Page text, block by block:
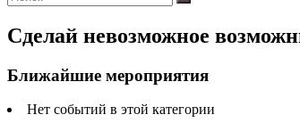
Сделай невозможное
Ближайшие мероприятия
Нет событий в этой категории